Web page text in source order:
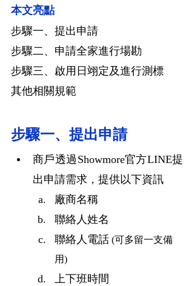
本文亮點
步驟一、提出申請
步驟二、申請全家進行場勘
步驟三、啟用日翊定及進行測標
其他相關規範
步驟一、提出申請
商戶透過Showmore官方LINE提
出申請需求，提供以下資訊
廠商名稱
聯絡人姓名
聯絡人電話 (可多留一支備
用)
上下班時間